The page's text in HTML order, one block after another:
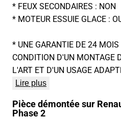
* FEUX SECONDAIRES : NON
* MOTEUR ESSUIE GLACE :
* UNE GARANTIE DE 24
CONDITION D'UN MONTAGE
L'ART ET D'UN USAGE
Lire plus
Pièce démontée sur
Phase 2